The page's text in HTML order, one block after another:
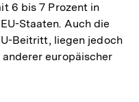
6 bis 7 Prozent in
Staaten. Auch die
Beitritt, liegen jedoch
europäischer